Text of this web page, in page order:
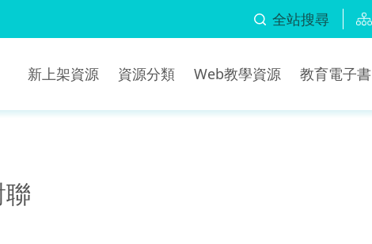
全站搜尋
新上架資源 資源分類 Web教學資源 教育電子書